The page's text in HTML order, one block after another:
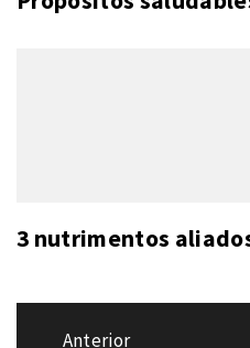
3 nutrimentos
Navegación
Anterior